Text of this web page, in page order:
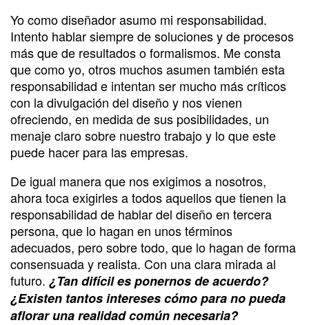
Yo como diseñador asumo mi responsabilidad.
Intento hablar siempre de soluciones y de procesos
más que de resultados o formalismos. Me consta
que como yo, otros muchos asumen también esta
responsabilidad e intentan ser mucho más críticos
con la divulgación del diseño y nos vienen
ofreciendo, en medida de sus posibilidades, un
menaje claro sobre nuestro trabajo y lo que este
puede hacer para las empresas.
De igual manera que nos exigimos a nosotros,
ahora toca exigirles a todos aquellos que tienen la
responsabilidad de hablar del diseño en tercera
persona, que lo hagan en unos términos
adecuados, pero sobre todo, que lo hagan de forma
consensuada y realista. Con una clara mirada al
futuro. ¿Tan difícil es ponernos de acuerdo?
¿Existen tantos intereses cómo para no pueda
aflorar una realidad común necesaria?